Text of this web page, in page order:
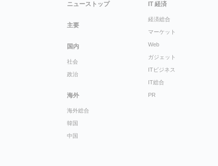
ニューストップ
主要
国内
社会
政治
海外
海外総合
韓国
中国
IT 経済
経済総合
マーケット
Web
ガジェット
ITビジネス
IT総合
PR